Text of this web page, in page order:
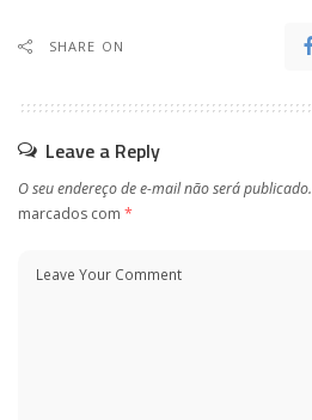
SHARE ON
Leave a Reply
O seu endereço de e-mail não será publicado.
marcados com *